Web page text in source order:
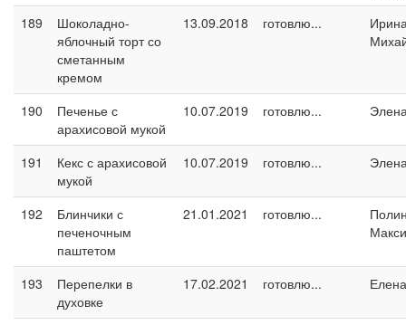
189
Шоколадно-
яблочный торт со
сметанным
кремом
13.09.2018 готовлю...
190
Печенье с
арахисовой мукой
10.07.2019 готовлю...
191
Кекс с арахисовой
мукой
10.07.2019 готовлю...
192
Блинчики с
печеночным
паштетом
21.01.2021 готовлю...
193
Перепелки в
духовке
17.02.2021 готовлю...